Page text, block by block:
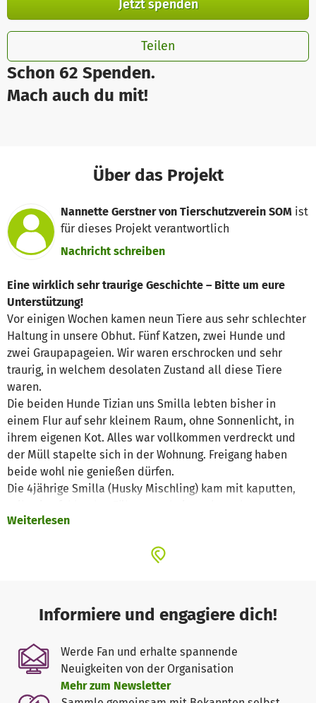
Schon 62 Spenden.
Mach auch du mit!
Jetzt spenden
Teilen
Über das Projekt
Nannette Gerstner von Tierschutzverein SOM ist
für dieses Projekt verantwortlich
Nachricht schreiben
Eine wirklich sehr traurige Geschichte – Bitte um eure
Unterstützung!
Vor einigen Wochen kamen neun Tiere aus sehr schlechter
Haltung in unsere Obhut. Fünf Katzen, zwei Hunde und
zwei Graupapageien. Wir waren erschrocken und sehr
traurig, in welchem desolaten Zustand all diese Tiere
waren.
Die beiden Hunde Tizian uns Smilla lebten bisher in
einem Flur auf sehr kleinem Raum, ohne Sonnenlicht, in
ihrem eigenen Kot. Alles war vollkommen verdreckt und
der Müll stapelte sich in der Wohnung. Freigang haben
beide wohl nie genießen dürfen.
Die 4jährige Smilla (Husky Mischling) kam mit kaputten,
verkotetem und voll uriniertem Fell zu uns, sie litt unter
Schmerzen in den Hinterläufen und beiden Knien hatte.
Schmerzmittel. Tizian, ein ca. 2 Jahre alter Schäferhund
war völlig unterernährt und hatte kaum Muskulatur. Das
Laufen viel ihm schwer und nach wenigen Schritten ist er
hinten zusammengebrochen. Durch eine alte Infektion
oder einen unbehandelten Bandscheiben-Vorfall wird er
wahrscheinlich niemals in der Lage sein, wie ein richtiger
Weiterlesen
Informiere und engagiere dich!
Werde Fan und erhalte spannende
Neuigkeiten von der Organisation
Mehr zum Newsletter